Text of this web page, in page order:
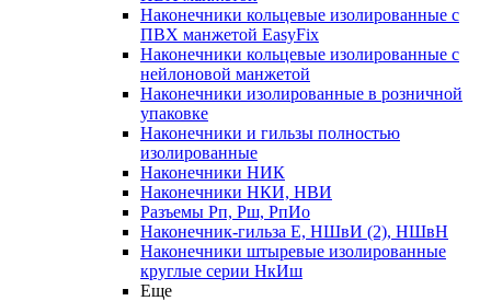
Наконечники кольцевые изолированные с
ПВХ манжетой EasyFix
Наконечники кольцевые изолированные с
нейлоновой манжетой
Наконечники изолированные в розничной
упаковке
Наконечники и гильзы полностью
изолированные
Наконечники НИК
Наконечники НКИ, НВИ
Разъемы Рп, Рш, РпИо
Наконечник-гильза Е, НШвИ (2), НШвН
Наконечники штыревые изолированные
круглые серии НкИш
Еще